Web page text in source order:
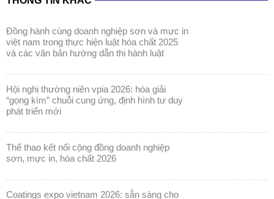
đồng hành cùng doanh nghiệp sơn và mực in
việt nam trong thực hiện luật hóa chất 2025
và các văn bản hướng dẫn thi hành luật
hội nghị thường niên vpia 2026: hóa giải
“gọng kìm” chuỗi cung ứng, định hình tư duy
phát triển mới
thể thao kết nối cộng đồng doanh nghiệp
sơn, mực in, hóa chất 2026
coatings expo vietnam 2026: sẵn sàng cho